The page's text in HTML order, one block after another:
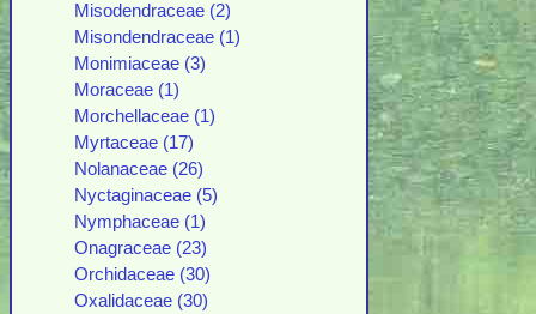
Misodendraceae (2)
Misondendraceae (1)
Monimiaceae (3)
Moraceae (1)
Morchellaceae (1)
Myrtaceae (17)
Nolanaceae (26)
Nyctaginaceae (5)
Nymphaceae (1)
Onagraceae (23)
Orchidaceae (30)
Oxalidaceae (30)